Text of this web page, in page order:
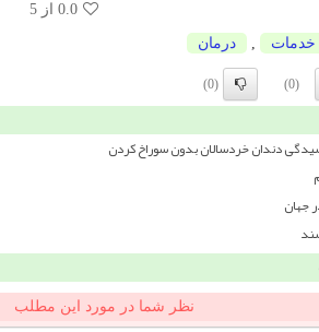
0.0 از 5
خدمات درمان
(0)
(0)
دندان خردسالان بدون سوراخ کردن
نظر شما در مورد این مطلب